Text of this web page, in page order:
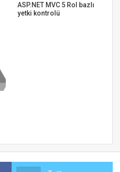
ASP.NET MVC 5 Rol bazlı
yetki kontrolü